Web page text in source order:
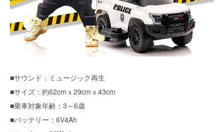
■サウンド：ミュージック再生
■サイズ：約62cmｘ29cmｘ43cm
■乗車対象年齢：3～6歳
■バッテリー：6V4Ah